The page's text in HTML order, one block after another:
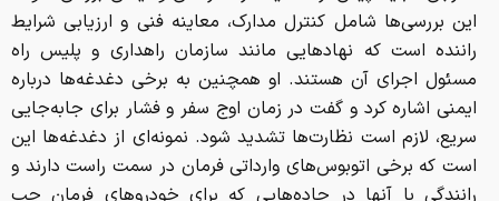
این بررسی‌ها شامل کنترل مدارک، معاینه فنی و ارزیابی شرایط
راننده است که نهادهایی مانند سازمان راهداری و پلیس راه
مسئول اجرای آن هستند. او همچنین به برخی دغدغه‌ها درباره
ایمنی اشاره کرد و گفت در زمان اوج سفر و فشار برای جابه‌جایی
سریع، لازم است نظارت‌ها تشدید شود. نمونه‌ای از دغدغه‌ها این
است که برخی اتوبوس‌های وارداتی فرمان در سمت راست دارند و
رانندگی با آنها در جاده‌هایی که برای خودروهای فرمان چپ